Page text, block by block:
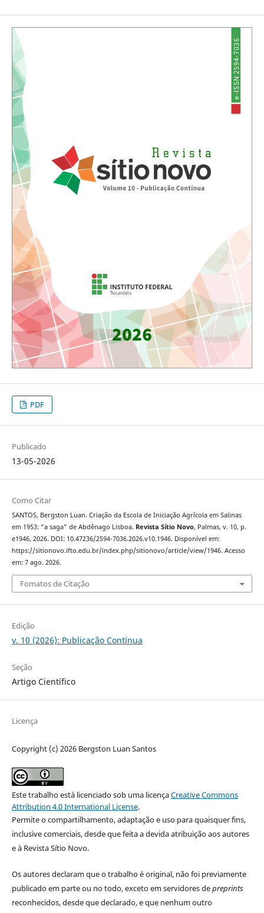
PDF
Publicado
13-05-2026
Como Citar
SANTOS, Bergston Luan. Criação da Escola de Iniciação Agrícola em Salinas
em 1953: “a saga” de Abdênago Lisboa. Revista Sítio Novo, Palmas, v. 10, p.
e1946, 2026. DOI: 10.47236/2594-7036.2026.v10.1946. Disponível em:
https://sitionovo.ifto.edu.br/index.php/sitionovo/article/view/1946. Acesso
em: 7 ago. 2026.
Fomatos de Citação
Edição
v. 10 (2026): Publicação Contínua
Seção
Artigo Científico
Licença
Copyright (c) 2026 Bergston Luan Santos
Este trabalho está licenciado sob uma licençaCreative Commons
Attribution 4.0 International License.
Permite o compartilhamento, adaptação e uso para quaisquer fins,
inclusive comerciais, desde que feita a devida atribuição aos autores
e à Revista Sítio Novo.
Os autores declaram que o trabalho é original, não foi previamente
publicado em parte ou no todo, exceto em servidores depreprints
reconhecidos, desde que declarado, e que nenhum outro